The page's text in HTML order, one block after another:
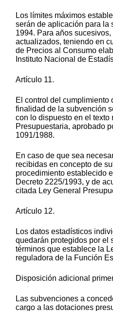
Los límites máximos
serán de aplicación para la
1994. Para años
actualizados, teniendo en
de Precios al Consumo
Instituto Nacional de
Artículo 11.
El control del cumplimiento
finalidad de la subvención
con lo dispuesto en el texto
Presupuestaria, aprobado
1091/1988.
En caso de que sea
recibidas en concepto de
procedimiento establecido
Decreto 2225/1993, y de
citada Ley General
Artículo 12.
Los datos estadísticos
quedarán protegidos por el
términos que establece la
reguladora de la Función
Disposición adicional
Las subvenciones a
cargo a las dotaciones